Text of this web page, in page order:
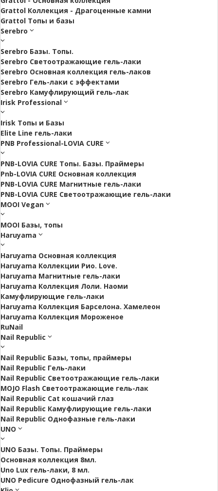
Grattol Коллекция - Драгоценные камни
Grattol Топы и базы
Serebro
Serebro Базы. Топы.
Serebro Светоотражающие гель-лаки
Serebro Основная коллекция гель-лаков
Serebro Гель-лаки с эффектами
Serebro Камуфлирующий гель-лак
Irisk Professional
Irisk Топы и Базы
Elite Line гель-лаки
PNB Professional-LOVIA CURE
PNB-LOVIA CURE Топы. Базы. Праймеры
Pnb-LOVIA CURE Основная коллекция
PNB-LOVIA CURE Магнитные гель-лаки
PNB-LOVIA CURE Cветоотражающие гель-лаки
MOOI Vegan
MOOI Базы, топы
Haruyama
Haruyama Основная коллекция
Haruyama Коллекции Рио. Love.
Haruyama Магнитные гель-лаки
Haruyama Коллекция Лоли. Наоми
Камуфлирующие гель-лаки
Haruyama Коллекция Барселона. Хамелеон
Haruyama Коллекция Мороженое
RuNail
Nail Republic
Nail Republic Базы, топы, праймеры
Nail Republic Гель-лаки
Nail Republic Светоотражающие гель-лаки
MOJO Flash Светоотражающие гель-лак
Nail Republic Cat кошачий глаз
Nail Republic Камуфлирующие гель-лаки
Nail Republic Однофазные гель-лаки
UNO
UNO Базы. Топы. Праймеры
Основная коллекция 8мл.
Uno Lux гель-лаки, 8 мл.
UNO Pedicure Однофазный гель-лак